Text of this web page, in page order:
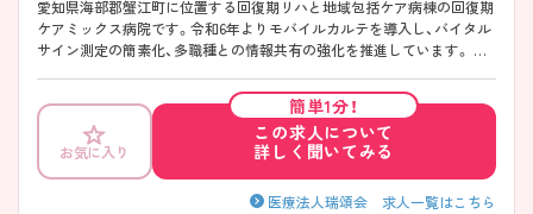
愛知県海部郡蟹江町に位置する回復期リハと地域包括ケア病棟の回復期
ケアミックス病院です。令和6年よりモバイルカルテを導入し、バイタル
サイン測定の簡素化、多職種との情報共有の強化を推進しています。 急
が急性期より長く時間をかけ社会復帰・在宅復帰を目指してじっくりと
患者さんと関わることができます。急性期・回復期リハ・地域包括ケア病
棟経験者、役職経験者大歓迎です！ご興味のある方は、お気軽にご相談く
ださいね。
お気に入り
簡単1分！
この求人について
詳しく聞いてみる
医療法人瑞頌会 求人一覧はこちら